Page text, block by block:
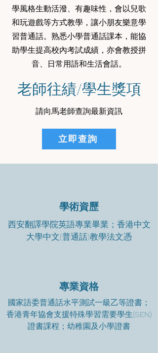
學風格生動活潑、有趣味性，會以兒歌
和玩遊戲等方式教學，讓小朋友樂意學
習普通話。熟悉小學普通話課本，能協
助學生提高校內考試成績，亦會教授拼
音、日常用語和生活會話。
老師往績/學生獎項
請向馬老師查詢最新資訊
立即查詢
學術資歷
西安翻譯學院英語專業畢業；香港中文
大學中文(普通話)教學法文憑
專業資格
國家語委普通話水平測試一級乙等證書；
香港青年協會支援特殊學習需要學生(SEN)
證書課程；幼稚園及小學證書